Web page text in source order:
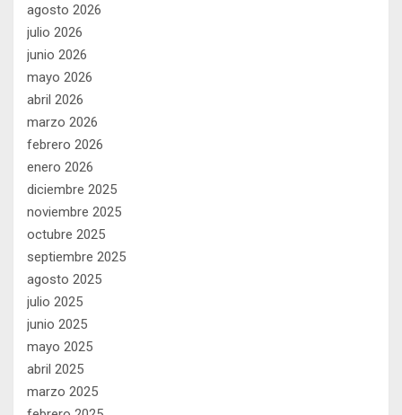
agosto 2026
julio 2026
junio 2026
mayo 2026
abril 2026
marzo 2026
febrero 2026
enero 2026
diciembre 2025
noviembre 2025
octubre 2025
septiembre 2025
agosto 2025
julio 2025
junio 2025
mayo 2025
abril 2025
marzo 2025